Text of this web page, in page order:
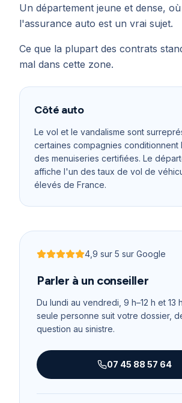
Un département jeune et dense,
l'assurance auto est un vrai sujet.
Ce que la plupart des contrats
mal dans cette zone.
Côté auto
Le vol et le vandalisme sont
certaines compagnies conditionnent
des menuiseries certifiées. Le
affiche l'un des taux de vol de
élevés de France.
Noté4,9 sur 5
4,9 sur 5 sur Google
Parler à un conseiller
Du lundi au vendredi, 9 h–12 h et 13
seule personne suit votre dossier,
question au sinistre.
07 45 88 57 64